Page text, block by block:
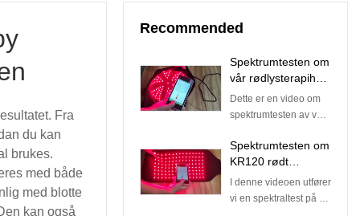
Fra
du kan
brukes.
med både
med blotte
kan også
Recommended
Spektrumtesten om
vår rødlysterapihatt
- Bølgelengde:
670nm:810nm=1:2
Dette er en video om
spektrumtesten av vår
bruker profesjonelt
utstyr for
spektraltesting for å
teste
Spektrumtesten om
KR120 rødt
lysterapiomslag -
bølgelengde:
I denne videoen utfører
vi en spektraltest på et